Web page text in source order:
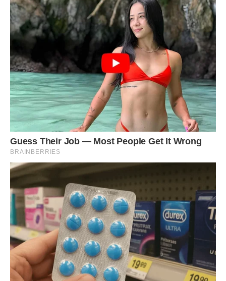
— Мамо, подзвони Сашкові, нехай він викличе тобі
майстра і оплатить його роботу з Києва, — відповів я
максимально холодно.
— Ти що, знущаєшся з мене? — миттєво вибухнула вона в
слухавку. — У брата серйозна робота, він великими
справами займається, у нього немає часу на такі дурниці.
А тобі що, важко заїхати після своєї майстерні? Ти ж усе